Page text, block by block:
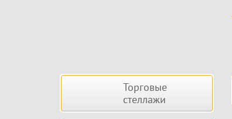
Боковая Торговые
стеллажи